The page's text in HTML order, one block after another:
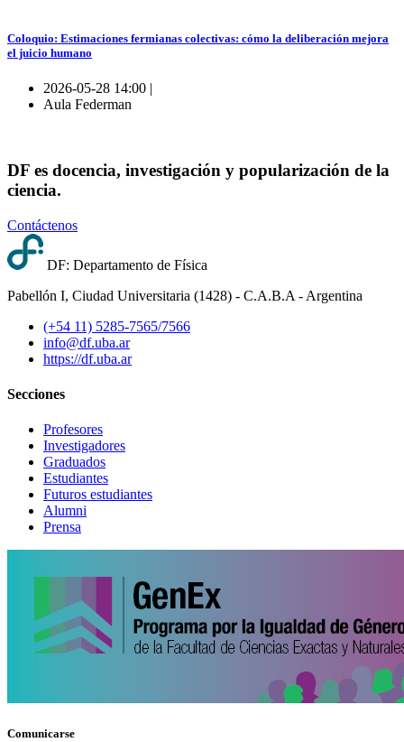
Coloquio: Estimaciones fermianas colectivas: cómo la deliberación mejora
el juicio humano
2026-05-28 14:00 |
Aula Federman
DF es docencia, investigación y popularización de la
ciencia.
Contáctenos
DF: Departamento de Física
Pabellón I, Ciudad Universitaria (1428) - C.A.B.A - Argentina
(+54 11) 5285-7565/7566
info@df.uba.ar
https://df.uba.ar
Secciones
Profesores
Investigadores
Graduados
Estudiantes
Futuros estudiantes
Alumni
Prensa
Comunicarse